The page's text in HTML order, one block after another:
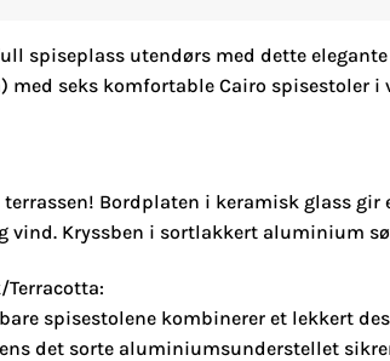
spiseplass utendørs med dette
med seks komfortable Cairo spisestoler
Bordplaten i keramisk glass
Kryssben i sortlakkert aluminium
Terracotta:
spisestolene kombinerer et lekkert
det sorte aluminiumsunderstellet